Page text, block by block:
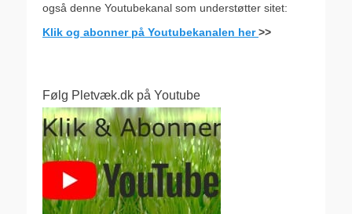
også denne Youtubekanal som understøtter sitet:
Klik og abonner på Youtubekanalen her>>
Følg Pletvæk.dk på Youtube